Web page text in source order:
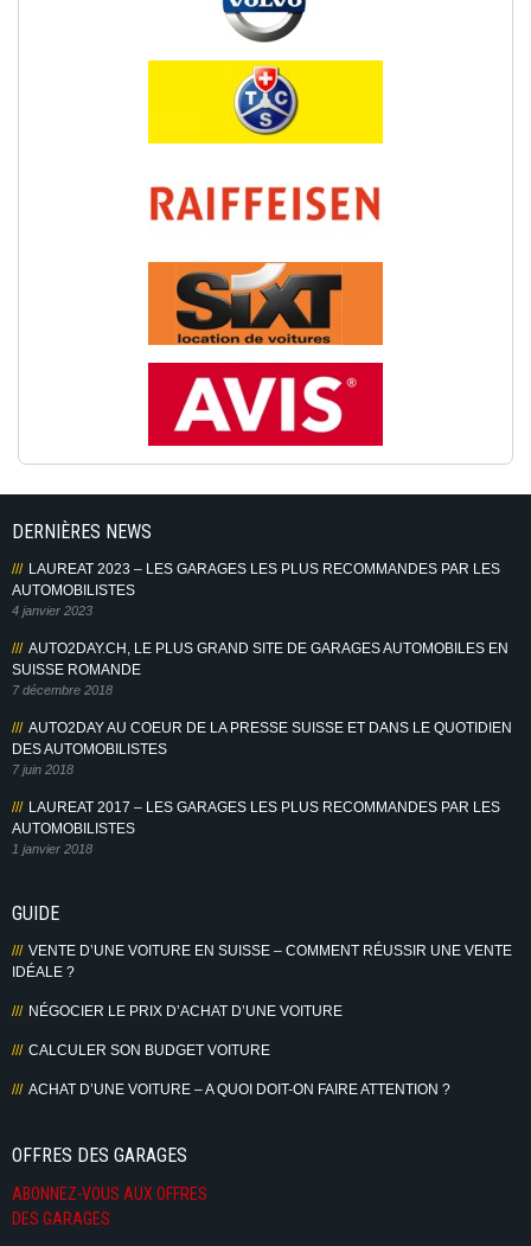
DERNIÈRES NEWS
LAUREAT 2023 – LES GARAGES LES PLUS RECOMMANDES PAR LES
AUTOMOBILISTES
4 janvier 2023
AUTO2DAY.CH, LE PLUS GRAND SITE DE GARAGES AUTOMOBILES EN
SUISSE ROMANDE
7 décembre 2018
AUTO2DAY AU COEUR DE LA PRESSE SUISSE ET DANS LE QUOTIDIEN
DES AUTOMOBILISTES
7 juin 2018
LAUREAT 2017 – LES GARAGES LES PLUS RECOMMANDES PAR LES
AUTOMOBILISTES
1 janvier 2018
GUIDE
VENTE D’UNE VOITURE EN SUISSE – COMMENT RÉUSSIR UNE VENTE
IDÉALE ?
NÉGOCIER LE PRIX D’ACHAT D’UNE VOITURE
CALCULER SON BUDGET VOITURE
ACHAT D’UNE VOITURE – A QUOI DOIT-ON FAIRE ATTENTION ?
OFFRES DES GARAGES
ABONNEZ-VOUS AUX OFFRES
DES GARAGES